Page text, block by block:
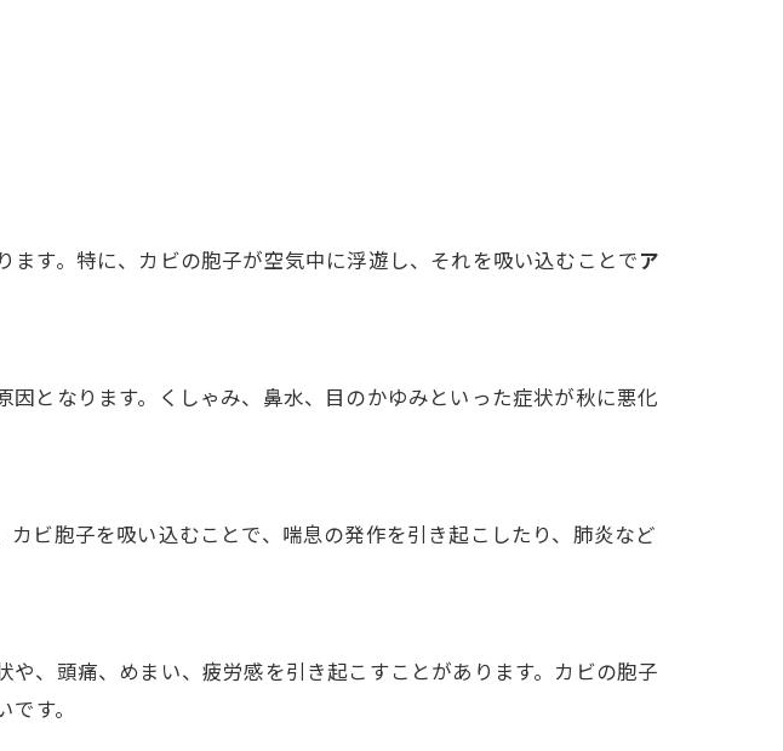
す。特に、カビの胞子が空気中に浮遊し、それを吸い込むことでア
となります。くしゃみ、鼻水、目のかゆみといった症状が秋に悪化
ビ胞子を吸い込むことで、喘息の発作を引き起こしたり、肺炎など
、頭痛、めまい、疲労感を引き起こすことがあります。カビの胞子
す。